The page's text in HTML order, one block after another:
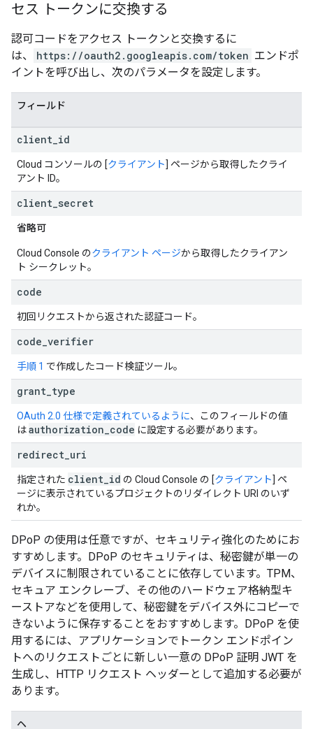
セス トークンに交換する
認可コードをアクセス トークンと交換するに
は、
https://oauth2.googleapis.com/token エンドポ
イントを呼び出し、次のパラメータを設定します。
フィールド
client id
Cloud コンソールの [クライアント] ページから取得したクライ
アント ID。
client secret
省略可
Cloud Console のクライアント ページから取得したクライアン
ト シークレット。
code
初回リクエストから返された認証コード。
code verifier
手順 1 で作成したコード検証ツール。
grant type
OAuth 2.0 仕様で定義されているように、このフィールドの値
はauthorization code に設定する必要があります。
redirect uri
指定された client id の Cloud Console の [クライアント] ペ
ージに表示されているプロジェクトのリダイレクト URI のいず
れか。
DPoP の使用は任意ですが、セキュリティ強化のためにお
すすめします。DPoP のセキュリティは、秘密鍵が単一の
デバイスに制限されていることに依存しています。TPM、
セキュア エンクレーブ、その他のハードウェア格納型キ
ーストアなどを使用して、秘密鍵をデバイス外にコピーで
きないように保存することをおすすめします。DPoP を使
用するには、アプリケーションでトークン エンドポイン
トへのリクエストごとに新しい一意の DPoP 証明 JWT を
生成し、HTTP リクエスト ヘッダーとして追加する必要が
あります。
ヘ